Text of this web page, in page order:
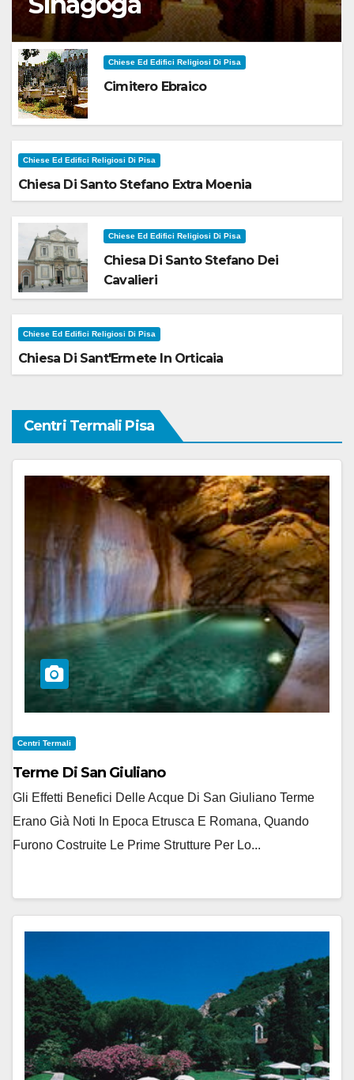
Chiese Ed Edifici Religiosi Di Pisa
Cimitero Ebraico
Chiese Ed Edifici Religiosi Di Pisa
Chiesa Di Santo Stefano Extra Moenia
Chiese Ed Edifici Religiosi Di Pisa
Chiesa Di Santo Stefano Dei
Cavalieri
Chiese Ed Edifici Religiosi Di Pisa
Chiesa Di Sant'Ermete In Orticaia
Centri Termali Pisa
Centri Termali
Terme Di San Giuliano
Gli Effetti Benefici Delle Acque Di San Giuliano Terme
Erano Già Noti In Epoca Etrusca E Romana, Quando
Furono Costruite Le Prime Strutture Per Lo...